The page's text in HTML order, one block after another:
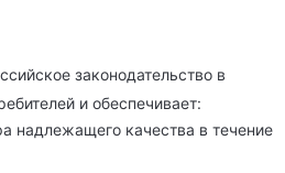
законодательство в
и обеспечивает:
надлежащего качества в течение